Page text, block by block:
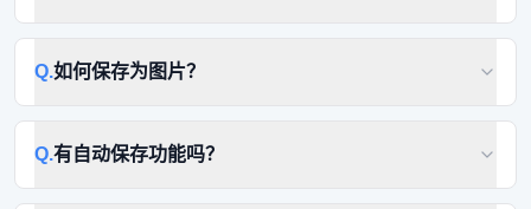
Q.如何保存为图片？
Q.有自动保存功能吗？